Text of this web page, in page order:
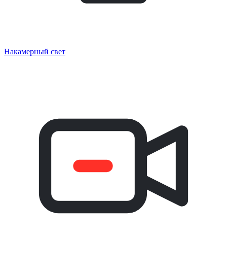
Накамерный свет